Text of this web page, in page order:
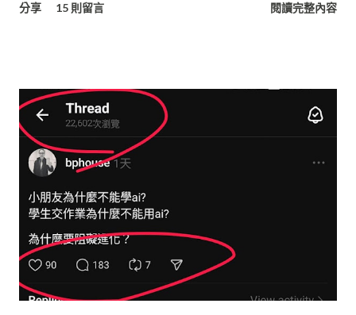
架構完全建立在Google提供的服務， 廣義來說也是個雲端的系
主機維運的問題， 只要專心做我的創意、嘗鮮就好了！！ 多
棒！ 若將『 教育，意義！ 』網站依功能層次來分類，可以分為
三層結構， 當中的層次與使用技術大致如下： UI 介面層 服務 :
Blogspot (網站介面) , Picasa (相簿空間), Google Apps 技術 :
Javascript , AJAX ( JQuery ) App應用層 服務 : Google App
Engine (GAE) 技術 : Java, Java Server Page (JSP) 資料層 服務 :
Google Docs (文件), Google Spreadsheet (試算表) 技術/函式
庫 : Java, Google Data APIs 本篇文章將著重在介紹以Google
Spreadsheet 做為雲端資料庫， 其他主題將會陸續推出。 若對
Google API 與 Google App Engine 初步建置有興趣， 可以參
分享 15 則留言 閱讀完整內容